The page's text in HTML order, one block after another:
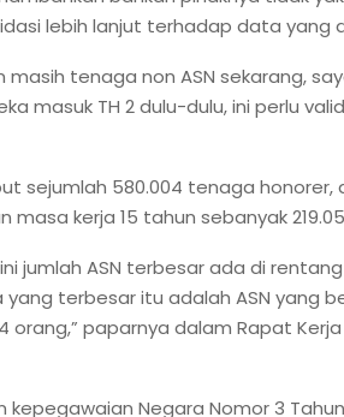
lebih lanjut terhadap data yang
tenaga non ASN sekarang,
masuk TH 2 dulu-dulu, ini perlu
sejumlah 580.004 tenaga honorer,
masa kerja 15 tahun sebanyak
jumlah ASN terbesar ada di
yang terbesar itu adalah ASN yang
orang,” paparnya dalam Rapat
Negara Nomor 3